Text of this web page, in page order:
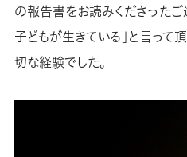
の報告書をお読みくださったご
子どもが生きている」と言って
切な経験でした。